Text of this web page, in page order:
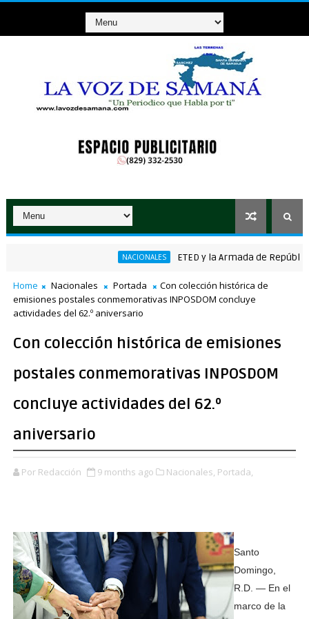
NACIONALES ETED y la Armada de República
Home Nacionales Portada
Con colección histórica de
emisiones postales conmemorativas INPOSDOM concluye
actividades del 62.º aniversario
Con colección histórica de emisiones
postales conmemorativas INPOSDOM
concluye actividades del 62.º
aniversario
Por Redacción 9 months ago Nacionales, Portada,
Santo
Domingo,
R.D. — En el
marco de la